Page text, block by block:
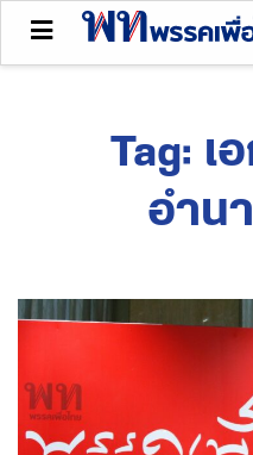
Tag: เ
อำน